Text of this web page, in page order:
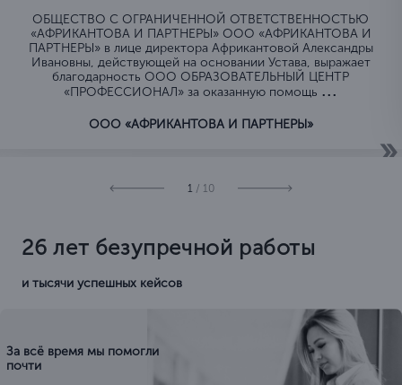
ОБЩЕСТВО C ОГРАНИЧЕННОЙ ОТВЕТСТВЕННОСТЬЮ
«АФРИКАНТОВА И ПАРТНЕРЫ» ООО «АФРИКАНТОВА И
ПАРТНЕРЫ» в лице директора Африкантовой Александры
Ивановны, действующей на основании Устава, выражает
благодарность ООО ОБРАЗОВАТЕЛЬНЫЙ ЦЕНТР
«ПРОФЕССИОНАЛ» за оказанную помощь ...
ООО «АФРИКАНТОВА И ПАРТНЕРЫ»
1 / 10
26 лет безупречной работы
и тысячи успешных кейсов
За всё время мы помогли
почти